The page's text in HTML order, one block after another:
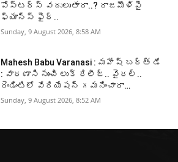
పోస్టర్స్ వదులుతారా..? రాజమౌళిపై
ఫ్యాన్స్ ఫైర్..
Sunday, 9 August 2026, 8:58 AM
Mahesh Babu Varanasi : మహేష్ బర్త్ డే
: వారణాసి నుంచి లుక్ రిలీజ్.. వైరల్..
రెండింటిలో వేరియేషన్ గమనించారా…
Sunday, 9 August 2026, 8:52 AM